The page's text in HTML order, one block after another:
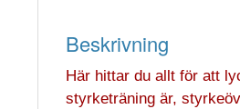
Beskrivning
Här hittar du allt för att
styrketräning är,